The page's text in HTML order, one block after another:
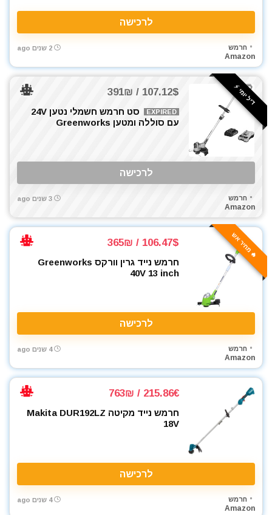
פנסים ותאורה
קומבו 3 כלים
קומבו 4 כלים
קומבו 5 כלים
קומבו 6 כלים
קומבו 7 כלים
קומבו מברגות
ראטצ'ט נטען
ראטצ'ט נטען / חשמלי
רתכות
רתכת MIG CO2
רתכת אלקטרונית
רתכת ארגון TIG
שואבי אבק
שונות
לרכישה
חרמש
Amazon
2 שנים ago
דיל יומי ⚡️ 107.12$ / 391₪
EXPIRED
סט חרמש חשמלי נטען 24V
עם סוללה ומטען Greenworks
לרכישה
חרמש
Amazon
3 שנים ago
🔥 מחיר אש 106.47$ / 365₪
חרמש נייד גרין וורקס Greenworks
40V 13 inch
לרכישה
חרמש
Amazon
4 שנים ago
215.86€ / 763₪
חרמש נייד מקיטה Makita DUR192LZ
18V
לרכישה
חרמש
Amazon
4 שנים ago